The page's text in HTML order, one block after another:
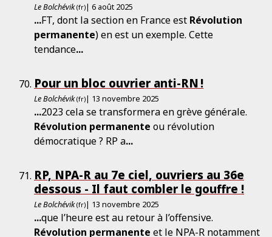
Le Bolchévik (fr)| 6 août 2025
...FT, dont la section en France est Révolution
permanente) en est un exemple. Cette
tendance...
Pour un bloc ouvrier anti-RN !
Le Bolchévik (fr)| 13 novembre 2025
...2023 cela se transformera en grève générale.
Révolution permanente ou révolution
démocratique ? RP a...
RP, NPA-R au 7e ciel, ouvriers au 36e
dessous - Il faut combler le gouffre !
Le Bolchévik (fr)| 13 novembre 2025
...que l’heure est au retour à l’offensive.
Révolution permanente et le NPA-R notamment